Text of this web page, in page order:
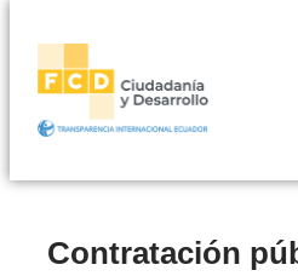
Contratación